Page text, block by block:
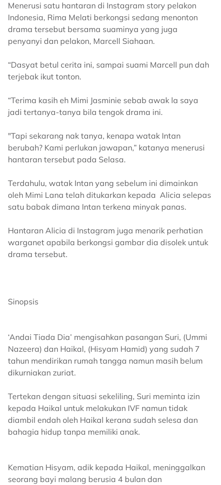
Menerusi satu hantaran di Instagram story pelakon
Indonesia, Rima Melati berkongsi sedang menonton
drama tersebut bersama suaminya yang juga
penyanyi dan pelakon, Marcell Siahaan.
“Dasyat betul cerita ini, sampai suami Marcell pun dah
terjebak ikut tonton.
“Terima kasih eh Mimi Jasminie sebab awak la saya
jadi tertanya-tanya bila tengok drama ini.
"Tapi sekarang nak tanya, kenapa watak Intan
berubah? Kami perlukan jawapan,” katanya menerusi
hantaran tersebut pada Selasa.
Terdahulu, watak Intan yang sebelum ini dimainkan
oleh Mimi Lana telah ditukarkan kepada Alicia selepas
satu babak dimana Intan terkena minyak panas.
Hantaran Alicia di Instagram juga menarik perhatian
warganet apabila berkongsi gambar dia disolek untuk
drama tersebut.
Sinopsis
‘Andai Tiada Dia’ mengisahkan pasangan Suri, (Ummi
Nazeera) dan Haikal, (Hisyam Hamid) yang sudah 7
tahun mendirikan rumah tangga namun masih belum
dikurniakan zuriat.
Tertekan dengan situasi sekeliling, Suri meminta izin
kepada Haikal untuk melakukan IVF namun tidak
diambil endah oleh Haikal kerana sudah selesa dan
bahagia hidup tanpa memiliki anak.
Kematian Hisyam, adik kepada Haikal, meninggalkan
seorang bayi malang berusia 4 bulan dan